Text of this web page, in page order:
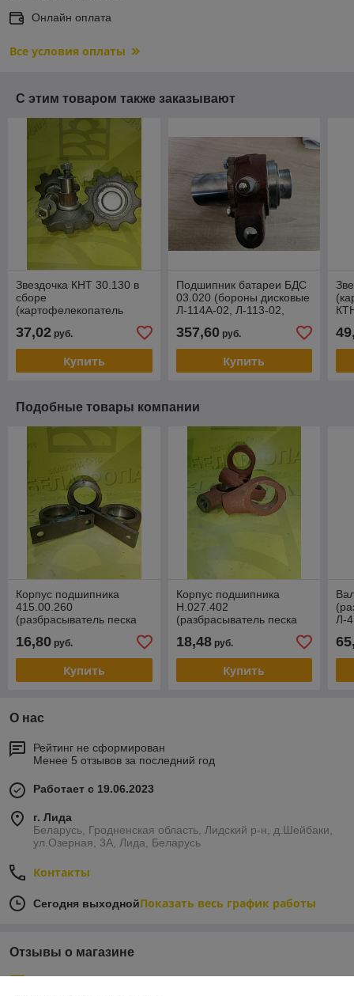
Онлайн оплата
Все условия оплаты
С этим товаром также заказывают
Звездочка КНТ 30.130 в
сборе
(картофелекопатель
37,02 руб.
Купить
Подшипник батареи БДС
03.020 (бороны дисковые
Л-114А-02, Л-113-02,
357,60руб.
Купить
Подобные товары компании
Корпус подшипника
415.00.260
(разбрасыватель песка
16,80 руб.
Купить
Корпус подшипника
Н.027.402
(разбрасыватель песка
18,48руб.
Купить
Л-
О нас
Рейтинг не сформирован
Менее 5 отзывов за последний год
Работает с 19.06.2023
г. Лида
Беларусь, Гродненская область, Лидский р-н, д.Шейбаки,
ул.Озерная, 3А, Лида, Беларусь
Контакты
Сегодня выходнойПоказать весь график работы
Отзывы о магазине